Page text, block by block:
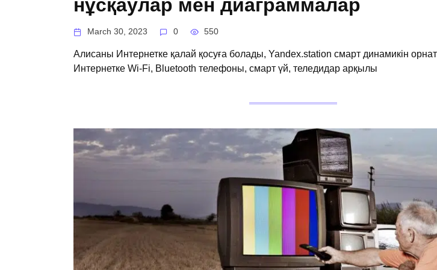
нұсқаулар мен диаграммалар
March 30, 2023 0 550
Алисаны Интернетке қалай қосуға болады, Yandex.station смарт динамикін
Интернетке Wi-Fi, Bluetooth телефоны, смарт үй, теледидар арқылы